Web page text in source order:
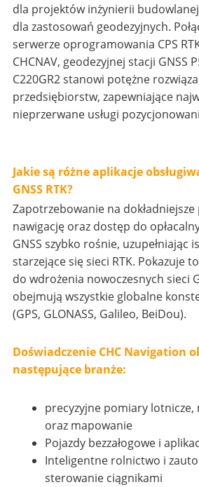
dla projektów inżynierii
dla zastosowań geodezyjnych.
serwerze oprogramowania CPS
CHCNAV, geodezyjnej stacji GNSS
C220GR2 stanowi potężne
przedsiębiorstw, zapewniające
nieprzerwane usługi
Jakie są różne aplikacje
GNSS RTK?
Zapotrzebowanie na
nawigację oraz dostęp do
GNSS szybko rośnie, uzupełniając
starzejące się sieci RTK. Pokazuje
do wdrożenia nowoczesnych sieci
obejmują wszystkie globalne
(GPS, GLONASS, Galileo, BeiDou).
Doświadczenie CHC Navigation
następujące branże:
precyzyjne pomiary
oraz mapowanie
Pojazdy bezzałogowe i
Inteligentne rolnictwo i
sterowanie ciągnikami